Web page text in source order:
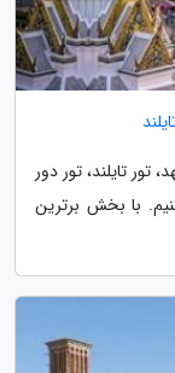
تور تایلند، تور دور
با بخش برترین